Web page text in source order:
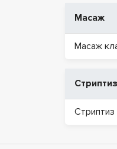
Масаж
Масаж
Стриптиз
Стриптиз